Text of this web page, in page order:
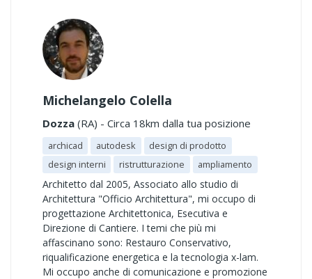
Michelangelo Colella
Dozza (RA) - Circa 18km dalla tua posizione
archicad autodesk
design di prodotto
design interni
ristrutturazione ampliamento
Architetto dal 2005, Associato allo studio di
Architettura "Officio Architettura", mi occupo di
progettazione Architettonica, Esecutiva e
Direzione di Cantiere. I temi che più mi
affascinano sono: Restauro Conservativo,
riqualificazione energetica e la tecnologia x-lam.
Mi occupo anche di comunicazione e promozione